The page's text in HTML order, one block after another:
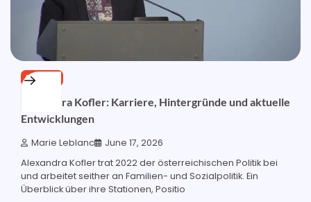
POLITIK
Alexandra Kofler: Karriere, Hintergründe und aktuelle
Entwicklungen
Marie Leblanc June 17, 2026
Alexandra Kofler trat 2022 der österreichischen Politik bei
und arbeitet seither an Familien- und Sozialpolitik. Ein
Überblick über ihre Stationen, Positio